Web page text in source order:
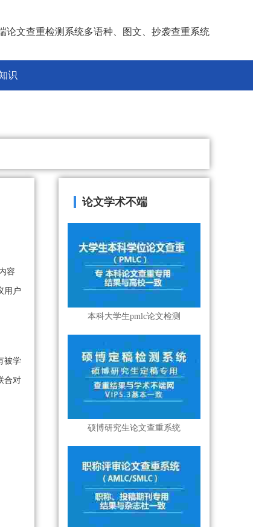
论文查重检测系统多语种、图文、抄袭查重系统
识
容
用户
被学
合对
论文学术不端
本科大学生pmlc论文检测
硕博研究生论文查重系统